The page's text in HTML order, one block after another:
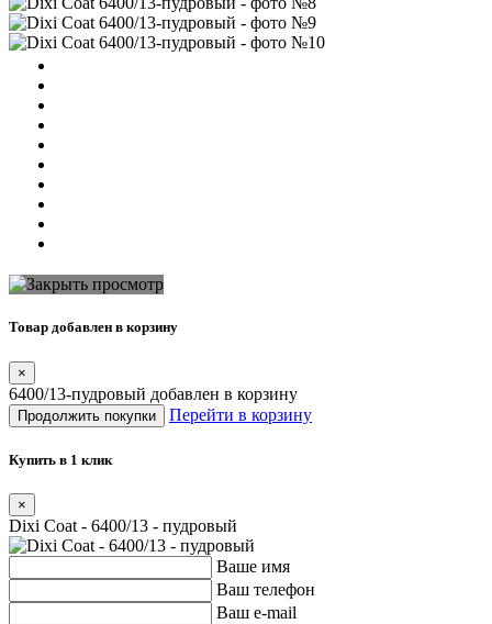
Товар добавлен в корзину
×
6400/13-пудровый добавлен в корзину
Продолжить покупки Перейти в корзину
Купить в 1 клик
×
Dixi Coat - 6400/13 - пудровый
Ваше имя
Ваш телефон
Ваш e-mail